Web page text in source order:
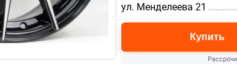
ул. Менделеева 21
Купить